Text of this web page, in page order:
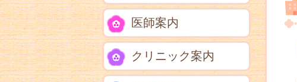
医師案内
クリニック案内